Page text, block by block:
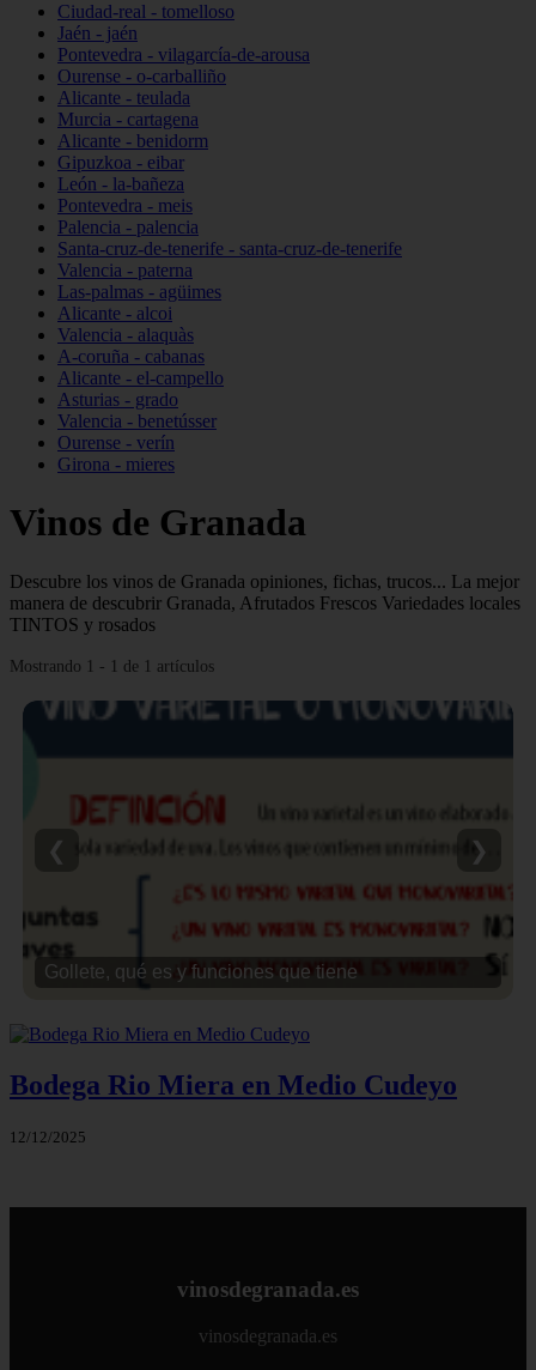
Ciudad-real - tomelloso
Jaén - jaén
Pontevedra - vilagarcía-de-arousa
Ourense - o-carballiño
Alicante - teulada
Murcia - cartagena
Alicante - benidorm
Gipuzkoa - eibar
León - la-bañeza
Pontevedra - meis
Palencia - palencia
Santa-cruz-de-tenerife - santa-cruz-de-tenerife
Valencia - paterna
Las-palmas - agüimes
Alicante - alcoi
Valencia - alaquàs
A-coruña - cabanas
Alicante - el-campello
Asturias - grado
Valencia - benetússer
Ourense - verín
Girona - mieres
Vinos de Granada
Descubre los vinos de Granada opiniones, fichas, trucos... La mejor
manera de descubrir Granada, Afrutados Frescos Variedades locales
TINTOS y rosados
Mostrando 1 - 1 de 1 artículos
Gollete, qué es y funciones que tiene
❮ ❯
Bodega Rio Miera en Medio Cudeyo
12/12/2025
vinosdegranada.es
vinosdegranada.es